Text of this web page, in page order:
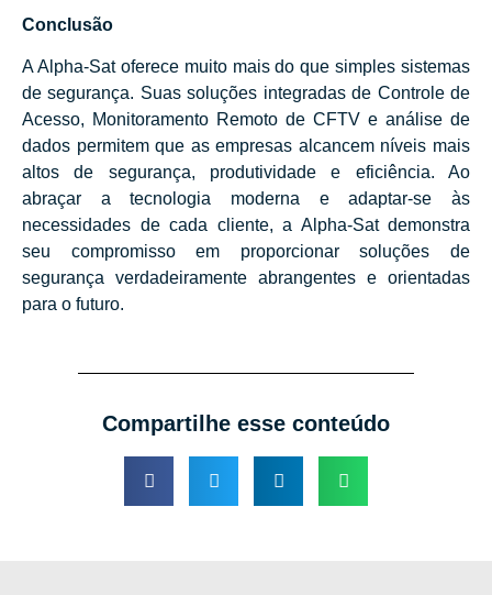
Conclusão
A Alpha-Sat oferece muito mais do que simples sistemas
de segurança. Suas soluções integradas de Controle de
Acesso, Monitoramento Remoto de CFTV e análise de
dados permitem que as empresas alcancem níveis mais
altos de segurança, produtividade e eficiência. Ao
abraçar a tecnologia moderna e adaptar-se às
necessidades de cada cliente, a Alpha-Sat demonstra
seu compromisso em proporcionar soluções de
segurança verdadeiramente abrangentes e orientadas
para o futuro.
Compartilhe esse conteúdo